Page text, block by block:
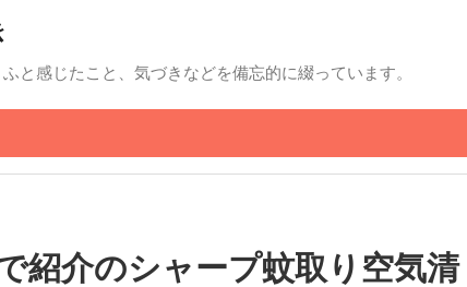
と感じたこと、気づきなどを備忘的に綴っています。
紹介のシャープ蚊取り空気清